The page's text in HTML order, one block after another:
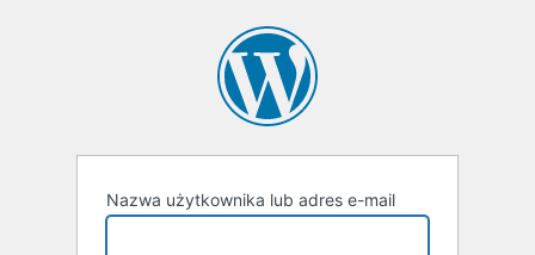
Nazwa użytkownika lub adres e-mail